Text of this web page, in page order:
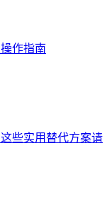
作指南
些实用替代方案请